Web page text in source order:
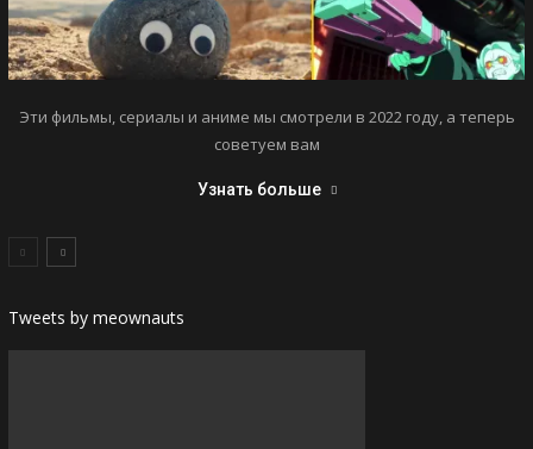
Эти фильмы, сериалы и аниме мы смотрели в 2022 году, а теперь
советуем вам
Узнать больше
Tweets by meownauts